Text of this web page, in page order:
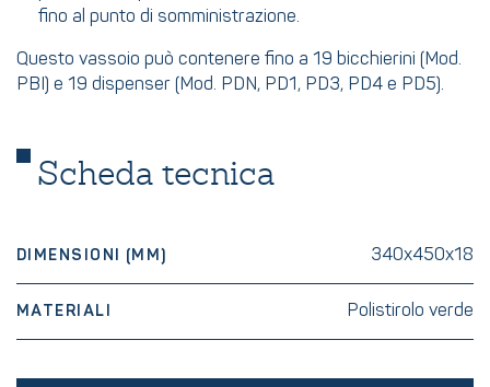
fino al punto di somministrazione.
Questo vassoio può contenere fino a 19 bicchierini (Mod.
PBI) e 19 dispenser (Mod. PDN, PD1, PD3, PD4 e PD5).
Scheda tecnica
DIMENSIONI (MM) 340x450x18
MATERIALI Polistirolo verde